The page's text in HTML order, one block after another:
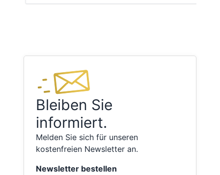
Bleiben Sie
informiert.
Melden Sie sich für unseren
kostenfreien Newsletter an.